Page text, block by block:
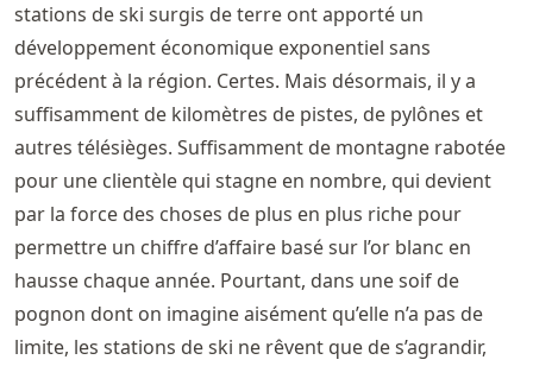
stations de ski surgis de terre ont apporté un
développement économique exponentiel sans
précédent à la région. Certes. Mais désormais, il y a
suffisamment de kilomètres de pistes, de pylônes et
autres télésièges. Suffisamment de montagne rabotée
pour une clientèle qui stagne en nombre, qui devient
par la force des choses de plus en plus riche pour
permettre un chiffre d’affaire basé sur l’or blanc en
hausse chaque année. Pourtant, dans une soif de
pognon dont on imagine aisément qu’elle n’a pas de
limite, les stations de ski ne rêvent que de s’agrandir,